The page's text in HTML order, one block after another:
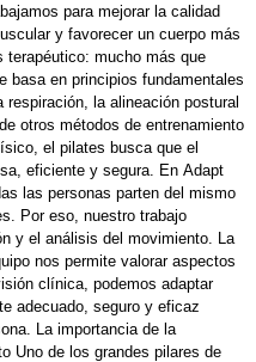
para mejorar la calidad
y favorecer un cuerpo más
terapéutico: mucho más que
en principios fundamentales
la alineación postural
otros métodos de entrenamiento
el pilates busca que el
eficiente y segura. En Adapt
las personas parten del mismo
Por eso, nuestro trabajo
y el análisis del movimiento. La
nos permite valorar aspectos
clínica, podemos adaptar
adecuado, seguro y eficaz
La importancia de la
Uno de los grandes pilares de